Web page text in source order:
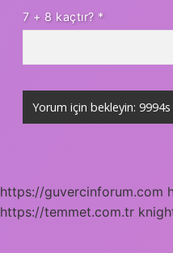
7 + 8 kaçtır? *
https://guvercinforum.com
https://temmet.com.tr